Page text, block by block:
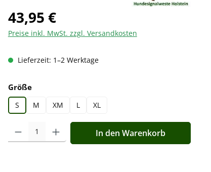
43,95 €
Preise inkl. MwSt. zzgl. Versandkosten
Lieferzeit: 1–2 Werktage
Größeauswählen
S M XM L XL
Produkt Anzahl: Gib den gewünschten Wert ein oder
In den Warenkorb